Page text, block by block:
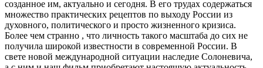
созданное им, актуально и сегодня. В его трудах содержаться
множество практических рецептов по выходу России из
духовного, политического и просто жизненного кризиса.
Более чем странно , что личность такого масштаба до сих не
получила широкой известности в современной России. В
свете новой международной ситуации наследие Солоневича,